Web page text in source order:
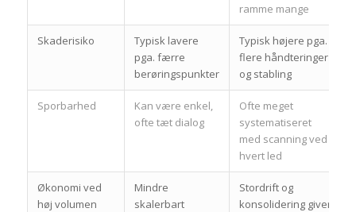
ramme mange
Skaderisiko
Typisk lavere
pga. færre
berøringspunkter
Typisk højere pga.
flere håndteringer
og stabling
Sporbarhed
Kan være enkel,
ofte tæt dialog
Ofte meget
systematiseret
med scanning ved
hvert led
Økonomi ved
høj volumen
Mindre
skalerbart
Stordrift og
konsolidering giver